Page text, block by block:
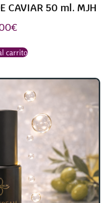
CAVIAR 50 ml. MJH
€
carrito